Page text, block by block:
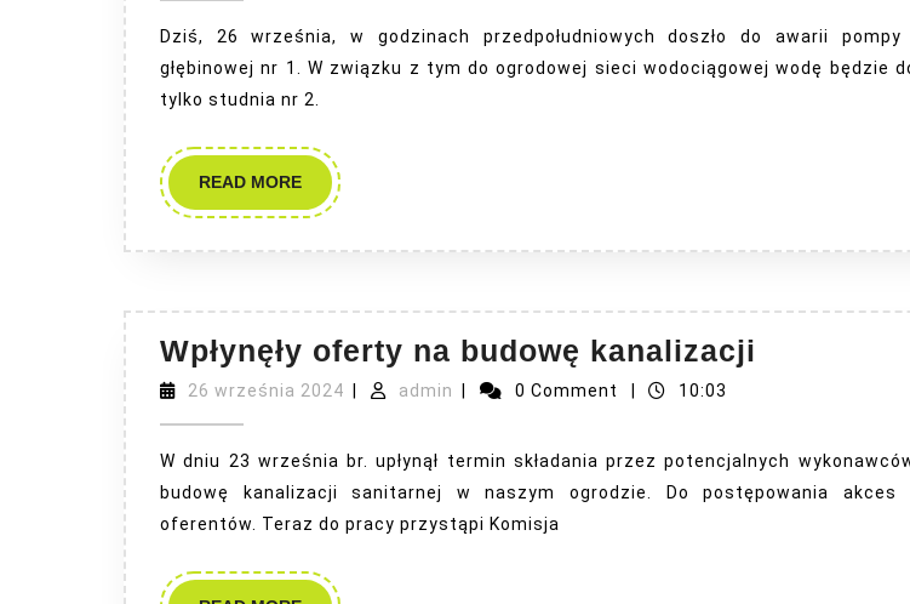
pompy
w
Dziś, 26 września, w godzinach przedpołudniowych doszło do awarii
głębinowej nr 1. W związku z tym do ogrodowej sieci wodociągowej wodę będzie
tylko studnia nr 2.
READ MOREREAD
MORE
Wpłynęły oferty na budowę kanalizacji
budowę
26 września 2024 26
admin admin 0 Comment 10:03
W dniu 23 września br. upłynął termin składania przez potencjalnych
budowę kanalizacji sanitarnej w naszym ogrodzie. Do postępowania akces
oferentów. Teraz do pracy przystąpi Komisja